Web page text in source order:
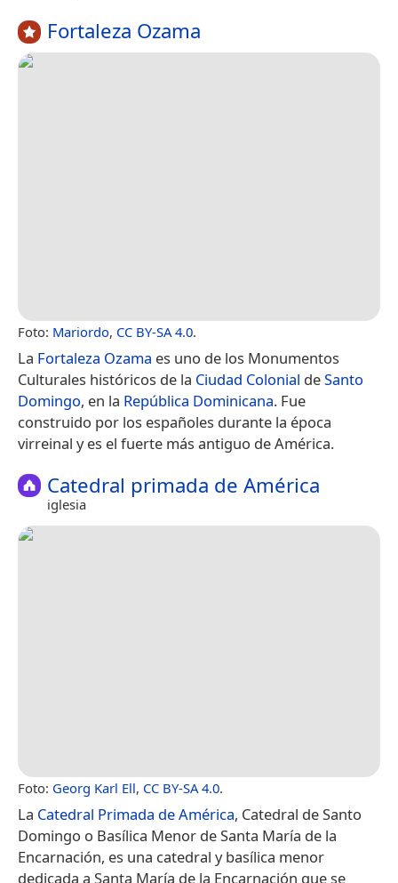
Fortaleza Ozama
Foto: Mariordo, CC BY-SA 4.0.
La Fortaleza Ozama es uno de los Monumentos
Culturales históricos de la Ciudad Colonial deSanto
Domingo, en la República Dominicana. Fue
construido por los españoles durante la época
virreinal y es el fuerte más antiguo de América.
Catedral primada de América
iglesia
Foto: Georg Karl Ell, CC BY-SA 4.0.
La Catedral Primada de América, Catedral de Santo
Domingo o Basílica Menor de Santa María de la
Encarnación, es una catedral y basílica menor
dedicada a Santa María de la Encarnación que se